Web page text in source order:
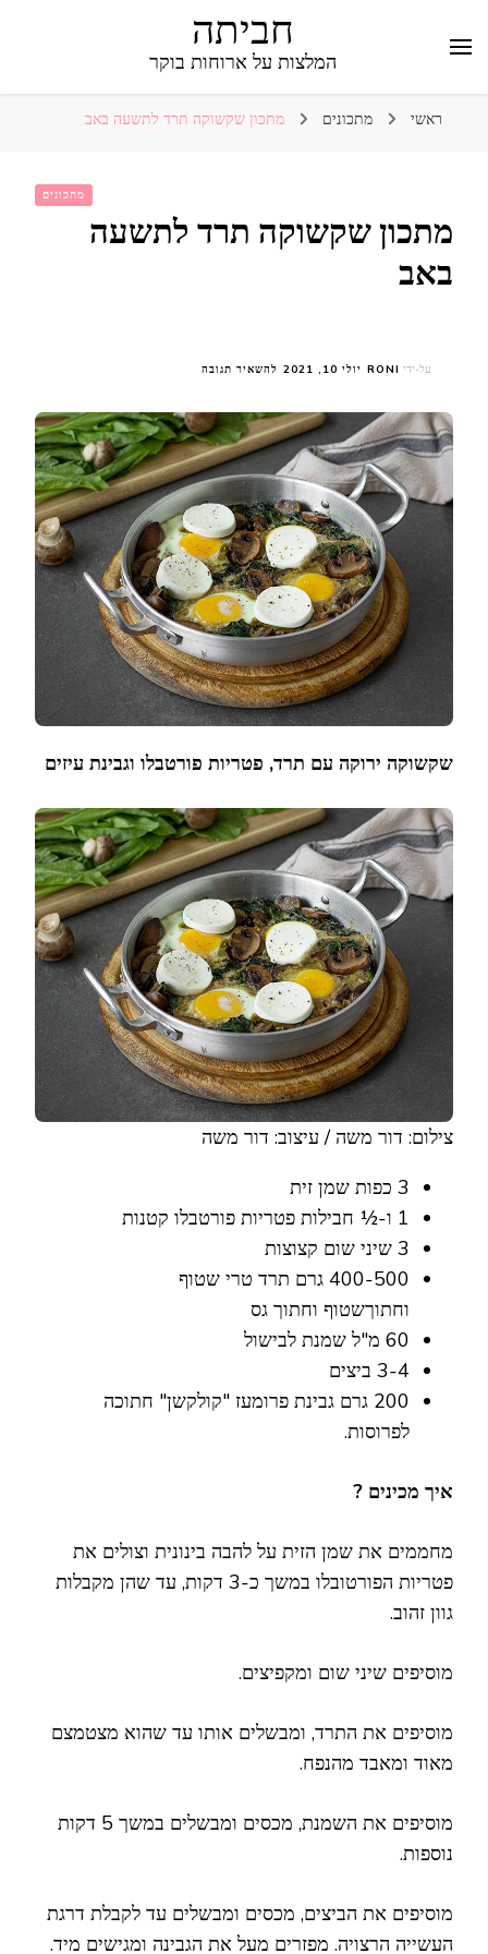
חביתה
המלצות על ארוחות בוקר
ראשי מתכונים מתכון שקשוקה תרד לתשעה באב
מתכונים
מתכון שקשוקה תרד לתשעה
באב
על-ידי RONI יולי 10, 2021 להשאיר תגובהבנושא
תרד
לתשעה
באב
שקשוקה ירוקה עם תרד, פטריות פורטבלו וגבינת עיזים
צילום: דור משה / עיצוב: דור משה
3 כפות שמן זית
1 ו-½ חבילות פטריות פורטבלו קטנות
3 שיני שום קצוצות
400-500 גרם תרד טרי שטוף
וחתוךשטוף וחתוך גס
60 מ"ל שמנת לבישול
3-4 ביצים
200 גרם גבינת פרומעז "קולקשן" חתוכה
לפרוסות.
איך מכינים ?
מחממים את שמן הזית על להבה בינונית וצולים את
פטריות הפורטובלו במשך כ-3 דקות, עד שהן מקבלות
גוון זהוב.
מוסיפים שיני שום ומקפיצים.
מוסיפים את התרד, ומבשלים אותו עד שהוא מצטמצם
מאוד ומאבד מהנפח.
מוסיפים את השמנת, מכסים ומבשלים במשך 5 דקות
נוספות.
מוסיפים את הביצים, מכסים ומבשלים עד לקבלת דרגת
העשייה הרצויה. מפזרים מעל את הגבינה ומגישים מיד.